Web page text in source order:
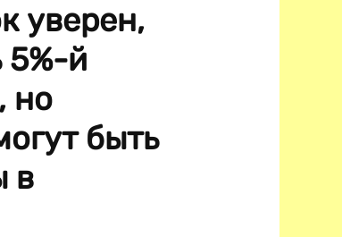
уверен,
5%-й
но
быть
в